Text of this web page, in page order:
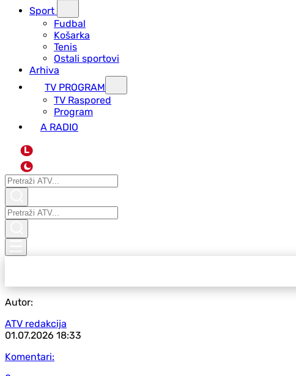
Sport
Fudbal
Košarka
Tenis
Ostali sportovi
Arhiva
TV PROGRAM
ТV Raspored
Program
A RADIO
L
Autor:
ATV redakcija
01.07.2026 18:33
Komentari: